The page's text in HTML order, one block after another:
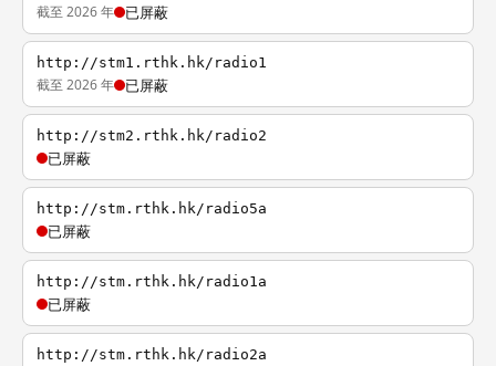
截至 2026 年 已屏蔽
http://stm1.rthk.hk/radio1
截至 2026 年 已屏蔽
http://stm2.rthk.hk/radio2
已屏蔽
http://stm.rthk.hk/radio5a
已屏蔽
http://stm.rthk.hk/radio1a
已屏蔽
http://stm.rthk.hk/radio2a